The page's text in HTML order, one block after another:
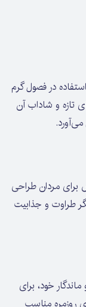
در فصول گرم
تازه و شاداب آن
برای مردان طراحی
طراوت و جذابیت
خود، برای